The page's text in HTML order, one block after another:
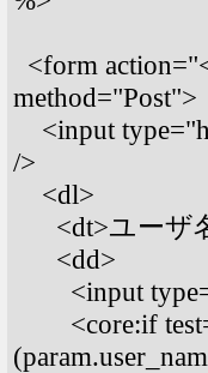
<form
method="Post">
<input
/>
<dl>
<dt>ユーザ
<dd>
<input
<core:if